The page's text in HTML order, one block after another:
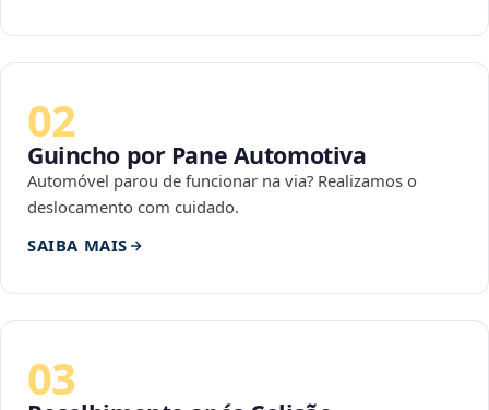
02
Guincho por Pane Automotiva
Automóvel parou de funcionar na via? Realizamos o
deslocamento com cuidado.
SAIBA MAIS
03